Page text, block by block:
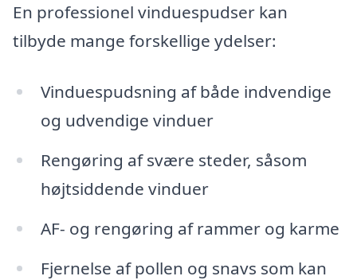
En professionel vinduespudser kan
tilbyde mange forskellige ydelser:
Vinduespudsning af både indvendige
og udvendige vinduer
Rengøring af svære steder, såsom
højtsiddende vinduer
AF- og rengøring af rammer og karme
Fjernelse af pollen og snavs som kan